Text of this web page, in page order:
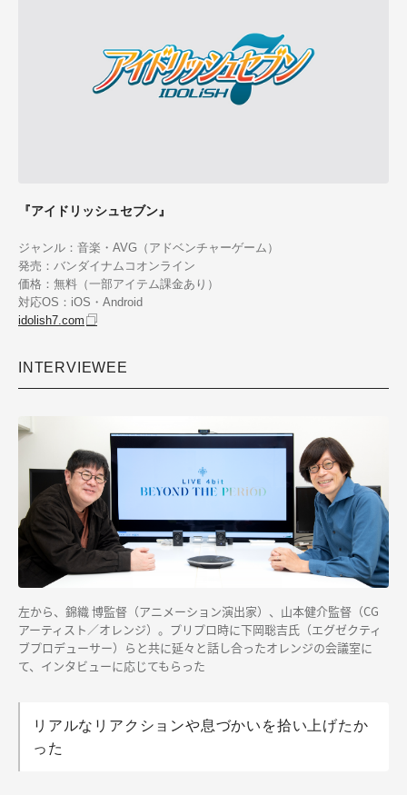
『アイドリッシュセブン』
ジャンル：音楽・AVG（アドベンチャーゲーム）
発売：バンダイナムコオンライン
価格：無料（一部アイテム課金あり）
対応OS：iOS・Android
idolish7.com
INTERVIEWEE
左から、錦織 博監督（アニメーション演出家）、山本健介監督（CG
アーティスト／オレンジ）。プリプロ時に下岡聡吉氏（エグゼクティ
ブプロデューサー）らと共に延々と話し合ったオレンジの会議室に
て、インタビューに応じてもらった
リアルなリアクションや息づかいを拾い上げたか
った